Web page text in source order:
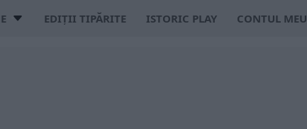
EDIȚII TIPĂRITE ISTORIC PLAY CONTUL MEU